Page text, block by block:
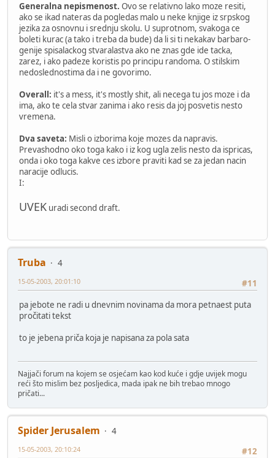
Generalna nepismenost. Ovo se relativno lako moze resiti,
ako se ikad nateras da pogledas malo u neke knjige iz srpskog
jezika za osnovnu i srednju skolu. U suprotnom, svakoga ce
boleti kurac (a tako i treba da bude) da li si ti nekakav barbaro-
genije spisalackog stvaralastva ako ne znas gde ide tacka,
zarez, i ako padeze koristis po principu randoma. O stilskim
nedoslednostima da i ne govorimo.
Overall: it's a mess, it's mostly shit, ali necega tu jos moze i da
ima, ako te cela stvar zanima i ako resis da joj posvetis nesto
vremena.
Dva saveta: Misli o izborima koje mozes da napravis.
Prevashodno oko toga kako i iz kog ugla zelis nesto da ispricas,
onda i oko toga kakve ces izbore praviti kad se za jedan nacin
naracije odlucis.
I:
UVEK uradi second draft.
Truba
4
#11
15-05-2003, 20:01:10
pa jebote ne radi u dnevnim novinama da mora petnaest puta
pročitati tekst
to je jebena priča koja je napisana za pola sata
Najjači forum na kojem se osjećam kao kod kuće i gdje uvijek mogu
reći što mislim bez posljedica, mada ipak ne bih trebao mnogo
pričati...
Spider Jerusalem
4
#12
15-05-2003, 20:10:24